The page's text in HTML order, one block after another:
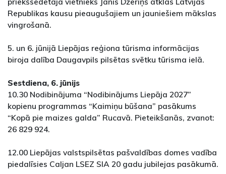
Republikas kausu pieaugušajiem un jauniešiem mākslas
vingrošanā.
5. un 6. jūnijā Liepājas reģiona tūrisma informācijas
biroja dalība Daugavpils pilsētas svētku tūrisma ielā.
Sestdiena, 6. jūnijs
10.30 Nodibinājuma “Nodibinājums Liepāja 2027”
kopienu programmas “Kaimiņu būšana” pasākums
“Kopā pie maizes galda” Rucavā. Pieteikšanās, zvanot:
26 829 924.
12.00 Liepājas valstspilsētas pašvaldības domes vadība
piedalīsies Caljan LSEZ SIA 20 gadu jubilejas pasākumā.